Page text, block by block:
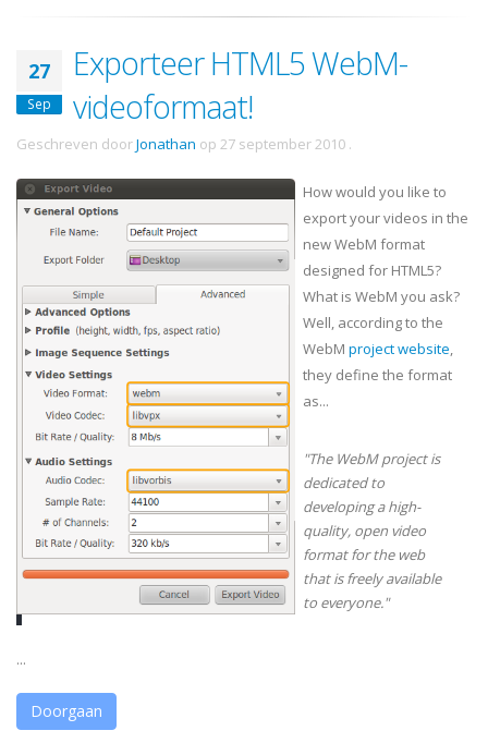
27
Sep
Exporteer HTML5 WebM-
videoformaat!
Geschreven doorJonathan op 27 september 2010 .
How would you like to
export your videos in the
new WebM format
designed for HTML5?
What is WebM you ask?
Well, according to the
WebM project website,
they define the format
as...
"The WebM project is
dedicated to
developing a high-
quality, open video
format for the web
that is freely available
to everyone."
...
Doorgaan